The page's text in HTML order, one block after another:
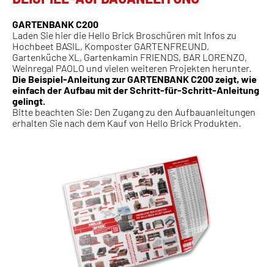
GARTENBANK C200
Laden Sie hier die Hello Brick Broschüren mit Infos zu
Hochbeet BASIL, Komposter GARTENFREUND,
Gartenküche XL, Gartenkamin FRIENDS, BAR LORENZO,
Weinregal PAOLO und vielen weiteren Projekten herunter.
Die Beispiel-Anleitung zur GARTENBANK C200 zeigt, wie
einfach der Aufbau mit der Schritt-für-Schritt-Anleitung
gelingt.
Bitte beachten Sie: Den Zugang zu den Aufbauanleitungen
erhalten Sie nach dem Kauf von Hello Brick Produkten.